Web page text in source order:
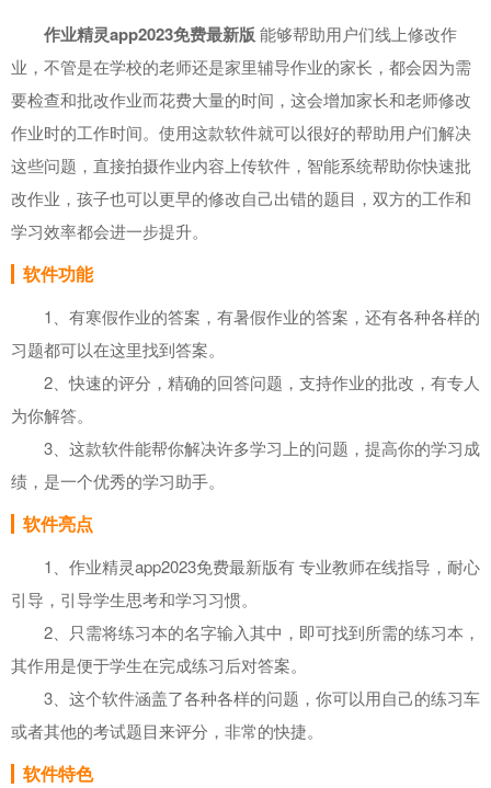
作业精灵app2023免费最新版 能够帮助用户们线上修改作
业，不管是在学校的老师还是家里辅导作业的家长，都会因为需
要检查和批改作业而花费大量的时间，这会增加家长和老师修改
作业时的工作时间。使用这款软件就可以很好的帮助用户们解决
这些问题，直接拍摄作业内容上传软件，智能系统帮助你快速批
改作业，孩子也可以更早的修改自己出错的题目，双方的工作和
学习效率都会进一步提升。
软件功能
1、有寒假作业的答案，有暑假作业的答案，还有各种各样的
习题都可以在这里找到答案。
2、快速的评分，精确的回答问题，支持作业的批改，有专人
为你解答。
3、这款软件能帮你解决许多学习上的问题，提高你的学习成
绩，是一个优秀的学习助手。
软件亮点
1、 作业精灵app2023免费最新版有专业教师在线指导，耐心
引导，引导学生思考和学习习惯。
2、只需将练习本的名字输入其中，即可找到所需的练习本，
其作用是便于学生在完成练习后对答案。
3、这个软件涵盖了各种各样的问题，你可以用自己的练习车
或者其他的考试题目来评分，非常的快捷。
软件特色